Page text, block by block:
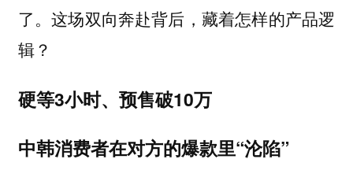
了。这场双向奔赴背后，藏着怎样的产品逻
辑？
硬等3小时、预售破10万
中韩消费者在对方的爆款里“沦陷”